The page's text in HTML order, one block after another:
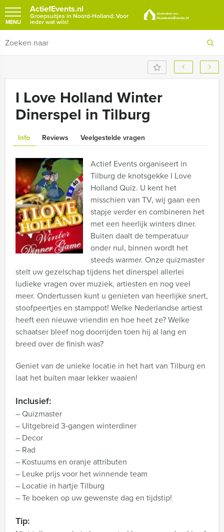
ActiefEvents.nl
Groepsuitjes in Noord-Holland; Voor
ieder wat wils!
MENU
I Love Holland Winter
Dinerspel in Tilburg
Info Reviews Veelgestelde vragen
Actief Events organiseert in
Tilburg de knotsgekke I Love
Holland Quiz. U kent het
misschien van TV, wij gaan een
stapje verder en combineren het
met een heerlijk winters diner.
Buiten daalt de temperatuur
onder nul, binnen wordt het
steeds warmer. Onze quizmaster
stelt uw gezelschap tijdens het dinerspel allerlei
ludieke vragen over muziek, artiesten en nog veel
meer. Ondertussen kunt u genieten van heerlijke snert,
stoofpeertjes en stamppot! Welke Nederlandse artiest
heeft een nieuwe vriendin en hoe heet ze? Welke
schaatser bleef nog doorrijden toen hij al lang en
breed over de finish was?
Geniet van de unieke locatie in het hart van Tilburg en
laat het buiten maar lekker waaien!
Inclusief:
– Quizmaster
– Uitgebreid 3-gangen winterdiner
– Decor
– Rad
– Kostuums en oranje attributen
– Leuke prijs voor het winnende team
– Locatie in hartje Tilburg
– Te boeken op uw gewenste dag en tijdstip!
Tip: